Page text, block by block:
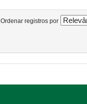
Ordenar registros por